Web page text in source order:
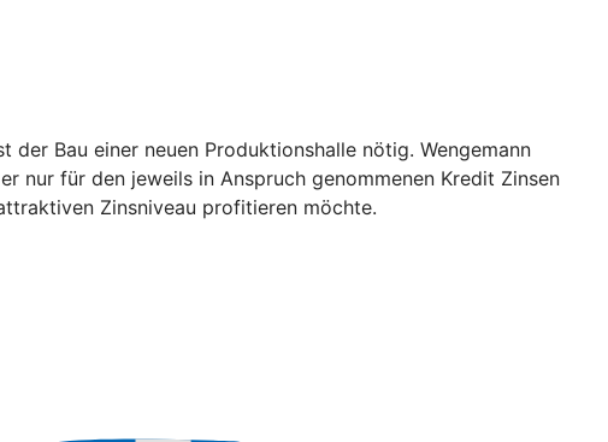
Bau einer neuen Produktionshalle nötig. Wengemann
für den jeweils in Anspruch genommenen Kredit Zinsen
Zinsniveau profitieren möchte.